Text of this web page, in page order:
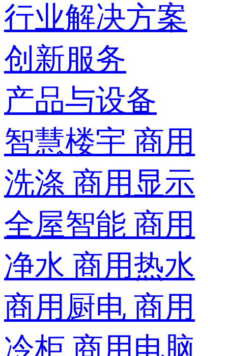
行业解决方案
创新服务
产品与设备
智慧楼宇 商用
洗涤 商用显示
全屋智能 商用
净水 商用热水
商用厨电 商用
冷柜 商用电脑